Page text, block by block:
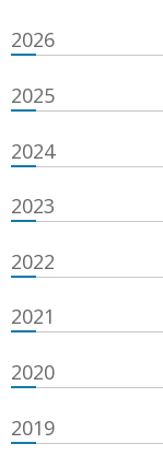
2026
2025
2024
2023
2022
2021
2020
2019